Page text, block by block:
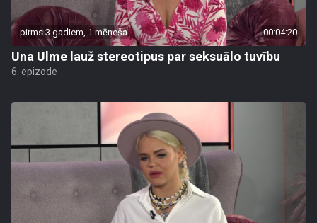
pirms 3 gadiem, 1 mēneša 00:04:20
Una Ulme lauž stereotipus par seksuālo tuvību
6. epizode